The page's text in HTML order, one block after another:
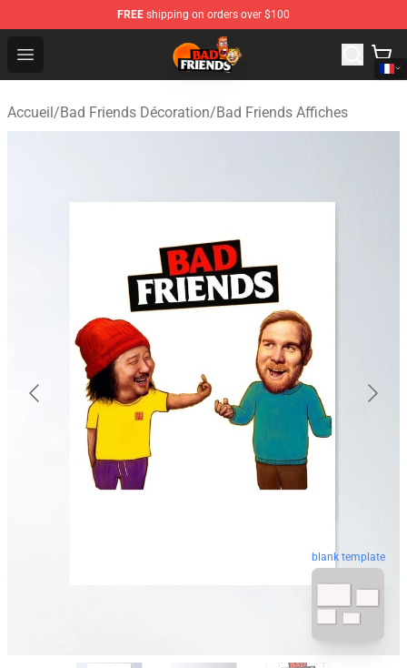
FREE shipping on orders over $100
Open menu
Bad Friends Shop - Official Bad Friends Merchandise
Accueil/Bad Friends Décoration/Bad Friends Affiches
blank template